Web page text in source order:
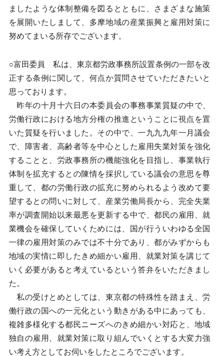
ましたような体制整備を図るとともに、さまざまな施策
を展開いたしまして、多摩地域の産業振興と雇用対策に
努めてまいる所存でございます。
○富田委員 私は、東京都労政事務所設置条例の一部を改
正する条例に関して、何点か質問させていただきたいと
思っております。
昨年の十月十六日の本委員会の事務事業質疑の中で、
労働行政における地方分権の推進ということに視点を置
いた質疑を行いました。その中で、一九九九年一月議会
で、障害者、高齢者等を中心とした雇用失業対策を強化
することと、労政事務所の機能強化を目指し、事業執行
体制を拡充するとの陳情を採択している議会の意思を尊
重して、都の労働行政の拡充に努められるよう改めて要
望するとの問いに対して、産業労働局長から、完全失業
率が調査開始以来最悪を更新する中で、都民の雇用、就
業機会を確保していくためには、国が行ういわゆる全国
一律の雇用対策のみでは不十分であり、都がみずからも
地域の実情に即したきめ細かい雇用、就業対策を講じて
いく必要があると考えているという答弁をいただきまし
た。
私の受けとめとしては、東京都の特殊性を踏まえ、労
働行政の国への一元化という動きがある中にあっても、
複雑多様化する都民ニーズへのきめ細かい対応と、地域
独自の雇用、就業対策に取り組んでいくとする大変力強
い考え方としてお伺いをしたところでございます。